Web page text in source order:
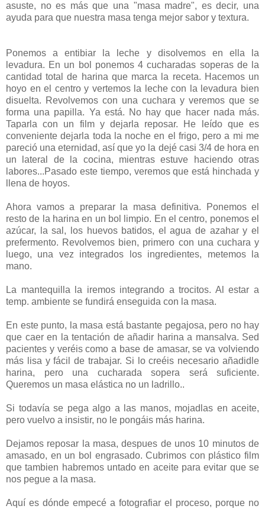
asuste, no es más que una "masa madre", es decir, una
ayuda para que nuestra masa tenga mejor sabor y textura.
Ponemos a entibiar la leche y disolvemos en ella la
levadura. En un bol ponemos 4 cucharadas soperas de la
cantidad total de harina que marca la receta. Hacemos un
hoyo en el centro y vertemos la leche con la levadura bien
disuelta. Revolvemos con una cuchara y veremos que se
forma una papilla. Ya está. No hay que hacer nada más.
Taparla con un film y dejarla reposar. He leído que es
conveniente dejarla toda la noche en el frigo, pero a mi me
pareció una eternidad, así que yo la dejé casi 3/4 de hora en
un lateral de la cocina, mientras estuve haciendo otras
labores...Pasado este tiempo, veremos que está hinchada y
llena de hoyos.
Ahora vamos a preparar la masa definitiva. Ponemos el
resto de la harina en un bol limpio. En el centro, ponemos el
azúcar, la sal, los huevos batidos, el agua de azahar y el
prefermento. Revolvemos bien, primero con una cuchara y
luego, una vez integrados los ingredientes, metemos la
mano.
La mantequilla la iremos integrando a trocitos. Al estar a
temp. ambiente se fundirá enseguida con la masa.
En este punto, la masa está bastante pegajosa, pero no hay
que caer en la tentación de añadir harina a mansalva. Sed
pacientes y veréis como a base de amasar, se va volviendo
más lisa y fácil de trabajar. Si lo creéis necesario añadidle
harina, pero una cucharada sopera será suficiente.
Queremos un masa elástica no un ladrillo..
Si todavía se pega algo a las manos, mojadlas en aceite,
pero vuelvo a insistir, no le pongáis más harina.
Dejamos reposar la masa, despues de unos 10 minutos de
amasado, en un bol engrasado. Cubrimos con plástico film
que tambien habremos untado en aceite para evitar que se
nos pegue a la masa.
Aquí es dónde empecé a fotografiar el proceso, porque no